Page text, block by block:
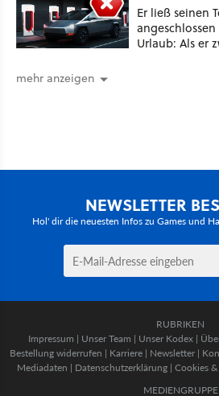
Er ließ seinen
Urlaub: Als er
mehr anzeigen
NEWSLETTER
Hol' dir die neuesten Infos zu Games und
RUBRIKEN
Impressum | Unser Team | Unser Kodex |
Bestellung widerrufen | Karriere | Newsletter |
Mediadaten | Datenschutzerklärung | Cookies
MEDIENGRUPPE